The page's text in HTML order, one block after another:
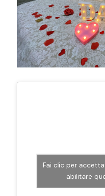
Fai clic per
abilitare